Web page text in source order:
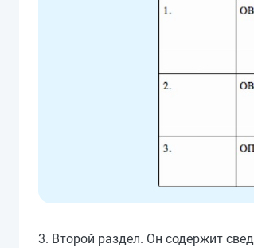
3. Второй раздел. Он содержит